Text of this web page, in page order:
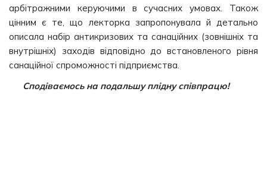
арбітражними керуючими в сучасних умовах. Також
цінним є те, що лекторка запропонувала й детально
описала набір антикризових та санаційних (зовнішніх та
внутрішніх) заходів відповідно до встановленого рівня
санаційної спроможності підприємства.
Сподіваємось на подальшу плідну співпрацю!